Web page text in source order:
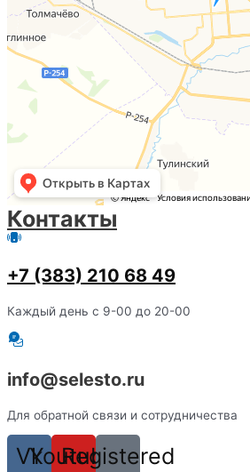
Контакты
+7 (383) 210 68 49
Каждый день с 9-00 до 20-00
info@selesto.ru
Для обратной связи и сотрудничества
VkYoutube
Registered